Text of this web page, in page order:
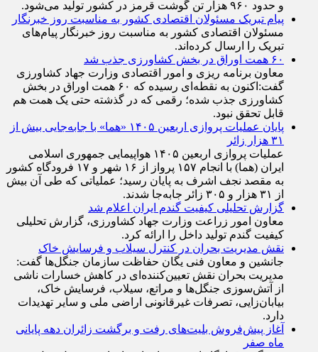
و حدود ۹۶۰ هزار تن گوشت قرمز در کشور تولید می‌شود.
پیام تبریک مسئولان اقتصادی کشور به مناسبت روز خبرنگار
مسئولان اقتصادی کشور به مناسبت روز خبرنگار پیام‌های
تبریک را ارسال کرده‌اند.
۶۰ همت اوراق در بخش کشاورزی جذب شد
معاون برنامه ریزی و امور اقتصادی وزارت جهاد کشاورزی
گفت:اکنون به نقطه‌ای رسیده که ۶۰ همت اوراق در بخش
کشاورزی جذب شده؛ رقمی که در گذشته حتی یک همت هم
قابل تحقق نبود.
پایان عملیات پروازی اربعین ۱۴۰۵ «هما» با جابه‌جایی بیش از
۳۱ هزار زائر
عملیات پروازی اربعین ۱۴۰۵ هواپیمایی جمهوری اسلامی
ایران (هما) با انجام ۱۵۷ پرواز از ۱۶ شهر و ۱۷ فرودگاه کشور
به مقصد نجف اشرف به پایان رسید؛ عملیاتی که طی آن بیش
از ۳۱ هزار و ۳۰۵ زائر جابه‌جا شدند.
گزارش تحلیلی کیفیت گندم ایران اعلام شد
معاون امور زراعت وزارت جهاد کشاورزی، گزارش تحلیلی
کیفیت گندم تولید داخل را ارائه کرد.
نقش مدیریت بحران در کنترل سیلاب و فرسایش خاک
جانشین و معاون فنی یگان حفاظت سازمان جنگل‌ها گفت:
مدیریت بحران نقش تعیین‌کننده‌ای در کاهش خسارات ناشی
از آتش‌سوزی جنگل‌ها و مراتع، سیلاب، فرسایش خاک،
بیابان‌زایی، تصرفات غیرقانونی اراضی ملی و سایر تهدیدات
دارد.
آغاز پیش‌فروش بلیت‌های رفت و برگشت زائران دهه پایانی
ماه صفر